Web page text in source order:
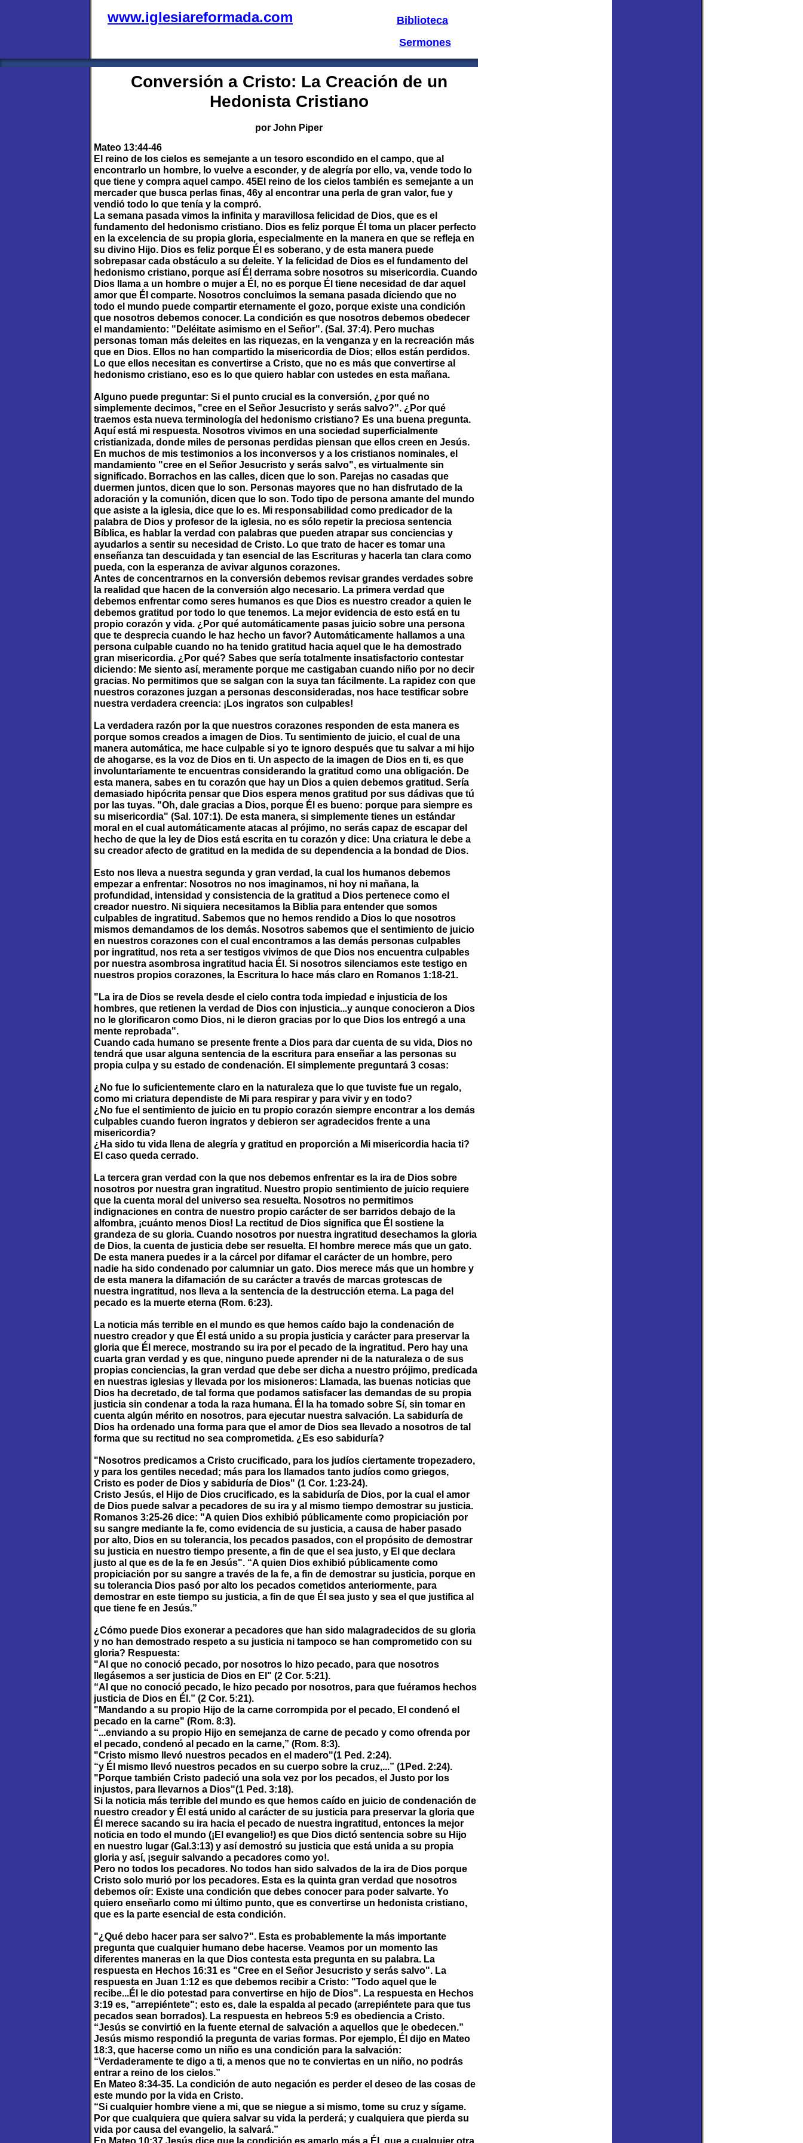
Mateo 13:44-46
El reino de los cielos es semejante a un tesoro escondido en el campo, que al
encontrarlo un hombre, lo vuelve a esconder, y de alegría por ello, va, vende todo lo
que tiene y compra aquel campo. 45El reino de los cielos también es semejante a un
mercader que busca perlas finas, 46y al encontrar una perla de gran valor, fue y
vendió todo lo que tenía y la compró.
La semana pasada vimos la infinita y maravillosa felicidad de Dios, que es el
fundamento del hedonismo cristiano. Dios es feliz porque Él toma un placer perfecto
en la excelencia de su propia gloria, especialmente en la manera en que se refleja en
su divino Hijo. Dios es feliz porque Él es soberano, y de esta manera puede
sobrepasar cada obstáculo a su deleite. Y la felicidad de Dios es el fundamento del
hedonismo cristiano, porque así Él derrama sobre nosotros su misericordia. Cuando
Dios llama a un hombre o mujer a Él, no es porque Él tiene necesidad de dar aquel
amor que Él comparte. Nosotros concluimos la semana pasada diciendo que no
todo el mundo puede compartir eternamente el gozo, porque existe una condición
que nosotros debemos conocer. La condición es que nosotros debemos obedecer
el mandamiento: "Deléitate asimismo en el Señor". (Sal. 37:4). Pero muchas
personas toman más deleites en las riquezas, en la venganza y en la recreación más
que en Dios. Ellos no han compartido la misericordia de Dios; ellos están perdidos.
Lo que ellos necesitan es convertirse a Cristo, que no es más que convertirse al
hedonismo cristiano, eso es lo que quiero hablar con ustedes en esta mañana.
Alguno puede preguntar: Si el punto crucial es la conversión, ¿por qué no
simplemente decimos, "cree en el Señor Jesucristo y serás salvo?". ¿Por qué
traemos esta nueva terminología del hedonismo cristiano? Es una buena pregunta.
Aquí está mi respuesta. Nosotros vivimos en una sociedad superficialmente
cristianizada, donde miles de personas perdidas piensan que ellos creen en Jesús.
En muchos de mis testimonios a los inconversos y a los cristianos nominales, el
mandamiento "cree en el Señor Jesucristo y serás salvo", es virtualmente sin
significado. Borrachos en las calles, dicen que lo son. Parejas no casadas que
duermen juntos, dicen que lo son. Personas mayores que no han disfrutado de la
adoración y la comunión, dicen que lo son. Todo tipo de persona amante del mundo
que asiste a la iglesia, dice que lo es. Mi responsabilidad como predicador de la
palabra de Dios y profesor de la iglesia, no es sólo repetir la preciosa sentencia
Bíblica, es hablar la verdad con palabras que pueden atrapar sus conciencias y
ayudarlos a sentir su necesidad de Cristo. Lo que trato de hacer es tomar una
enseñanza tan descuidada y tan esencial de las Escrituras y hacerla tan clara como
pueda, con la esperanza de avivar algunos corazones.
Antes de concentrarnos en la conversión debemos revisar grandes verdades sobre
la realidad que hacen de la conversión algo necesario. La primera verdad que
debemos enfrentar como seres humanos es que Dios es nuestro creador a quien le
debemos gratitud por todo lo que tenemos. La mejor evidencia de esto está en tu
propio corazón y vida. ¿Por qué automáticamente pasas juicio sobre una persona
que te desprecia cuando le haz hecho un favor? Automáticamente hallamos a una
persona culpable cuando no ha tenido gratitud hacia aquel que le ha demostrado
gran misericordia. ¿Por qué? Sabes que sería totalmente insatisfactorio contestar
diciendo: Me siento así, meramente porque me castigaban cuando niño por no decir
gracias. No permitimos que se salgan con la suya tan fácilmente. La rapidez con que
nuestros corazones juzgan a personas desconsideradas, nos hace testificar sobre
nuestra verdadera creencia: ¡Los ingratos son culpables!
La verdadera razón por la que nuestros corazones responden de esta manera es
porque somos creados a imagen de Dios. Tu sentimiento de juicio, el cual de una
manera automática, me hace culpable si yo te ignoro después que tu salvar a mi hijo
de ahogarse, es la voz de Dios en ti. Un aspecto de la imagen de Dios en ti, es que
involuntariamente te encuentras considerando la gratitud como una obligación. De
esta manera, sabes en tu corazón que hay un Dios a quien debemos gratitud. Sería
demasiado hipócrita pensar que Dios espera menos gratitud por sus dádivas que tú
por las tuyas. "Oh, dale gracias a Dios, porque Él es bueno: porque para siempre es
su misericordia" (Sal. 107:1). De esta manera, si simplemente tienes un estándar
moral en el cual automáticamente atacas al prójimo, no serás capaz de escapar del
hecho de que la ley de Dios está escrita en tu corazón y dice: Una criatura le debe a
su creador afecto de gratitud en la medida de su dependencia a la bondad de Dios.
Esto nos lleva a nuestra segunda y gran verdad, la cual los humanos debemos
empezar a enfrentar: Nosotros no nos imaginamos, ni hoy ni mañana, la
profundidad, intensidad y consistencia de la gratitud a Dios pertenece como el
creador nuestro. Ni siquiera necesitamos la Biblia para entender que somos
culpables de ingratitud. Sabemos que no hemos rendido a Dios lo que nosotros
mismos demandamos de los demás. Nosotros sabemos que el sentimiento de juicio
en nuestros corazones con el cual encontramos a las demás personas culpables
por ingratitud, nos reta a ser testigos vivimos de que Dios nos encuentra culpables
por nuestra asombrosa ingratitud hacia Él. Si nosotros silenciamos este testigo en
nuestros propios corazones, la Escritura lo hace más claro en Romanos 1:18-21.
"La ira de Dios se revela desde el cielo contra toda impiedad e injusticia de los
hombres, que retienen la verdad de Dios con injusticia...y aunque conocieron a Dios
no le glorificaron como Dios, ni le dieron gracias por lo que Dios los entregó a una
mente reprobada".
Cuando cada humano se presente frente a Dios para dar cuenta de su vida, Dios no
tendrá que usar alguna sentencia de la escritura para enseñar a las personas su
propia culpa y su estado de condenación. El simplemente preguntará 3 cosas:
¿No fue lo suficientemente claro en la naturaleza que lo que tuviste fue un regalo,
como mi criatura dependiste de Mi para respirar y para vivir y en todo?
¿No fue el sentimiento de juicio en tu propio corazón siempre encontrar a los demás
culpables cuando fueron ingratos y debieron ser agradecidos frente a una
misericordia?
¿Ha sido tu vida llena de alegría y gratitud en proporción a Mi misericordia hacia ti?
El caso queda cerrado.
La tercera gran verdad con la que nos debemos enfrentar es la ira de Dios sobre
nosotros por nuestra gran ingratitud. Nuestro propio sentimiento de juicio requiere
que la cuenta moral del universo sea resuelta. Nosotros no permitimos
indignaciones en contra de nuestro propio carácter de ser barridos debajo de la
alfombra, ¡cuánto menos Dios! La rectitud de Dios significa que Él sostiene la
grandeza de su gloria. Cuando nosotros por nuestra ingratitud desechamos la gloria
de Dios, la cuenta de justicia debe ser resuelta. El hombre merece más que un gato.
De esta manera puedes ir a la cárcel por difamar el carácter de un hombre, pero
nadie ha sido condenado por calumniar un gato. Dios merece más que un hombre y
de esta manera la difamación de su carácter a través de marcas grotescas de
nuestra ingratitud, nos lleva a la sentencia de la destrucción eterna. La paga del
pecado es la muerte eterna (Rom. 6:23).
La noticia más terrible en el mundo es que hemos caído bajo la condenación de
nuestro creador y que Él está unido a su propia justicia y carácter para preservar la
gloria que Él merece, mostrando su ira por el pecado de la ingratitud. Pero hay una
cuarta gran verdad y es que, ninguno puede aprender ni de la naturaleza o de sus
propias conciencias, la gran verdad que debe ser dicha a nuestro prójimo, predicada
en nuestras iglesias y llevada por los misioneros: Llamada, las buenas noticias que
Dios ha decretado, de tal forma que podamos satisfacer las demandas de su propia
justicia sin condenar a toda la raza humana. Él la ha tomado sobre Sí, sin tomar en
cuenta algún mérito en nosotros, para ejecutar nuestra salvación. La sabiduría de
Dios ha ordenado una forma para que el amor de Dios sea llevado a nosotros de tal
forma que su rectitud no sea comprometida. ¿Es eso sabiduría?
"Nosotros predicamos a Cristo crucificado, para los judíos ciertamente tropezadero,
y para los gentiles necedad; más para los llamados tanto judíos como griegos,
Cristo es poder de Dios y sabiduría de Dios" (1 Cor. 1:23-24).
Cristo Jesús, el Hijo de Dios crucificado, es la sabiduría de Dios, por la cual el amor
de Dios puede salvar a pecadores de su ira y al mismo tiempo demostrar su justicia.
Romanos 3:25-26 dice: "A quien Dios exhibió públicamente como propiciación por
su sangre mediante la fe, como evidencia de su justicia, a causa de haber pasado
por alto, Dios en su tolerancia, los pecados pasados, con el propósito de demostrar
su justicia en nuestro tiempo presente, a fin de que el sea justo, y El que declara
justo al que es de la fe en Jesús". “A quien Dios exhibió públicamente como
propiciación por su sangre a través de la fe, a fin de demostrar su justicia, porque en
su tolerancia Dios pasó por alto los pecados cometidos anteriormente, para
demostrar en este tiempo su justicia, a fin de que Él sea justo y sea el que justifica al
que tiene fe en Jesús.”
¿Cómo puede Dios exonerar a pecadores que han sido malagradecidos de su gloria
y no han demostrado respeto a su justicia ni tampoco se han comprometido con su
gloria? Respuesta:
"Al que no conoció pecado, por nosotros lo hizo pecado, para que nosotros
llegásemos a ser justicia de Dios en El" (2 Cor. 5:21).
“Al que no conoció pecado, le hizo pecado por nosotros, para que fuéramos hechos
justicia de Dios en Él.” (2 Cor. 5:21).
"Mandando a su propio Hijo de la carne corrompida por el pecado, El condenó el
pecado en la carne" (Rom. 8:3).
“...enviando a su propio Hijo en semejanza de carne de pecado y como ofrenda por
el pecado, condenó al pecado en la carne,” (Rom. 8:3).
"Cristo mismo llevó nuestros pecados en el madero"(1 Ped. 2:24).
“y Él mismo llevó nuestros pecados en su cuerpo sobre la cruz,...” (1Ped. 2:24).
"Porque también Cristo padeció una sola vez por los pecados, el Justo por los
injustos, para llevarnos a Dios"(1 Ped. 3:18).
Si la noticia más terrible del mundo es que hemos caído en juicio de condenación de
nuestro creador y Él está unido al carácter de su justicia para preservar la gloria que
Él merece sacando su ira hacia el pecado de nuestra ingratitud, entonces la mejor
noticia en todo el mundo (¡El evangelio!) es que Dios dictó sentencia sobre su Hijo
en nuestro lugar (Gal.3:13) y así demostró su justicia que está unida a su propia
gloria y así, ¡seguir salvando a pecadores como yo!.
Pero no todos los pecadores. No todos han sido salvados de la ira de Dios porque
Cristo solo murió por los pecadores. Esta es la quinta gran verdad que nosotros
debemos oír: Existe una condición que debes conocer para poder salvarte. Yo
quiero enseñarlo como mi último punto, que es convertirse un hedonista cristiano,
que es la parte esencial de esta condición.
"¿Qué debo hacer para ser salvo?". Esta es probablemente la más importante
pregunta que cualquier humano debe hacerse. Veamos por un momento las
diferentes maneras en la que Dios contesta esta pregunta en su palabra. La
respuesta en Hechos 16:31 es "Cree en el Señor Jesucristo y serás salvo". La
respuesta en Juan 1:12 es que debemos recibir a Cristo: "Todo aquel que le
recibe...Él le dio potestad para convertirse en hijo de Dios". La respuesta en Hechos
3:19 es, "arrepiéntete"; esto es, dale la espalda al pecado (arrepiéntete para que tus
pecados sean borrados). La respuesta en hebreos 5:9 es obediencia a Cristo.
“Jesús se convirtió en la fuente eternal de salvación a aquellos que le obedecen.”
Jesús mismo respondió la pregunta de varias formas. Por ejemplo, Él dijo en Mateo
18:3, que hacerse como un niño es una condición para la salvación:
“Verdaderamente te digo a ti, a menos que no te conviertas en un niño, no podrás
entrar a reino de los cielos.”
En Mateo 8:34-35. La condición de auto negación es perder el deseo de las cosas de
este mundo por la vida en Cristo.
“Si cualquier hombre viene a mi, que se niegue a si mismo, tome su cruz y sígame.
Por que cualquiera que quiera salvar su vida la perderá; y cualquiera que pierda su
vida por causa del evangelio, la salvará.”
En Mateo 10:37 Jesús dice que la condición es amarlo más a Él, que a cualquier otra
Conversión a Cristo: La Creación de un
Hedonista Cristiano
por John Piper
www.iglesiareformada.com
Biblioteca
Sermones